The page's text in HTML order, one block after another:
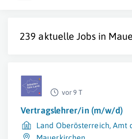
239 aktuelle Jobs in
vor 9 T
Vertragslehrer/in (m/w/d)
Land Oberösterreich, Amt